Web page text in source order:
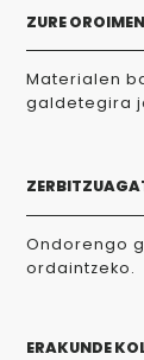
ZURE
Materialen
galdetegira
Ondorengo
ordaintzeko.
ERAKUNDE